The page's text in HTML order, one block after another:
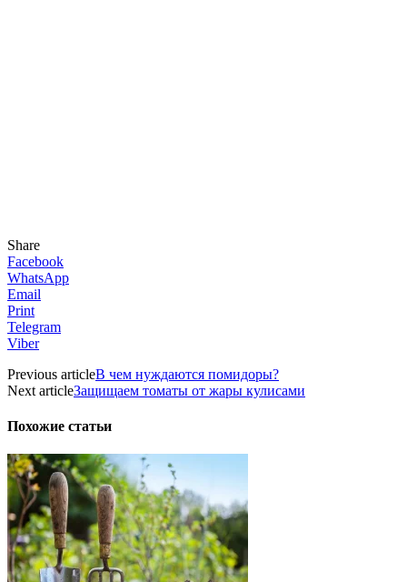
Share
Facebook
WhatsApp
Email
Print
Telegram
Viber
Previous articleВ чем нуждаются помидоры?
Next articleЗащищаем томаты от жары кулисами
Похожие статьи